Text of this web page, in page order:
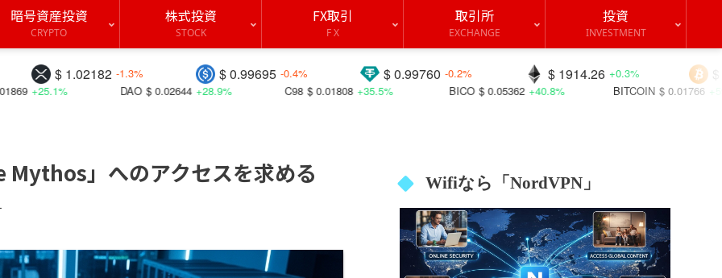
暗号資産投資
CRYPTO
株式投資
STOCK
FX取引
F X
取引所
EXCHANGE
投資
INVESTMENT
$ 64851.6
$ 1914.26 +0.3%
$ 0.99760 -0.2%
$ 0.99695 -0.4%
-1.3%
BITCOIN $ 0.01766 +59.7%
BICO $ 0.05362 +40.8%
C98 $ 0.01808 +35.5%
DAO $ 0.02644 +28.9% QUACK
」へのアクセスを求める Wifiなら「NordVPN」